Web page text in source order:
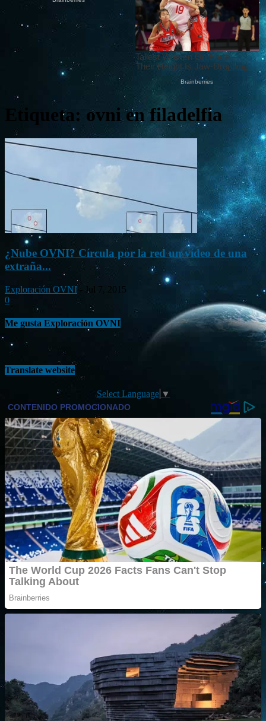
Etiqueta: ovni en filadelfia
¿Nube OVNI? Círcula por la red un vídeo de una
extraña...
Exploración OVNI -
Jul 7, 2015
0
Me gusta Exploración OVNI
Translate website
Select Language ▼